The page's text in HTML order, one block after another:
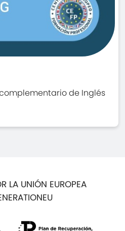
de Inglés
LA UNIÓN EUROPEA